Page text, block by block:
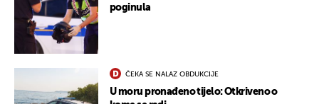
poginula
ČEKA SE NALAZ OBDUKCIJE
U moru pronađeno tijelo: Otkriveno o